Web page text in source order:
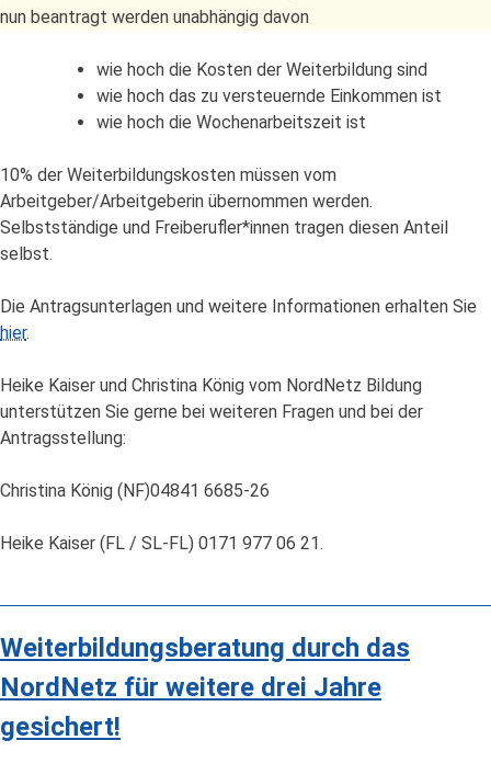
nun beantragt werden unabhängig davon
wie hoch die Kosten der Weiterbildung sind
wie hoch das zu versteuernde Einkommen ist
wie hoch die Wochenarbeitszeit ist
10% der Weiterbildungskosten müssen vom
Arbeitgeber/Arbeitgeberin übernommen werden.
Selbstständige und Freiberufler*innen tragen diesen Anteil
selbst.
Die Antragsunterlagen und weitere Informationen erhalten Sie
hier.
Heike Kaiser und Christina König vom NordNetz Bildung
unterstützen Sie gerne bei weiteren Fragen und bei der
Antragsstellung:
Christina König (NF)04841 6685-26
Heike Kaiser (FL / SL-FL) 0171 977 06 21.
Weiterbildungsberatung durch das
NordNetz für weitere drei Jahre
gesichert!